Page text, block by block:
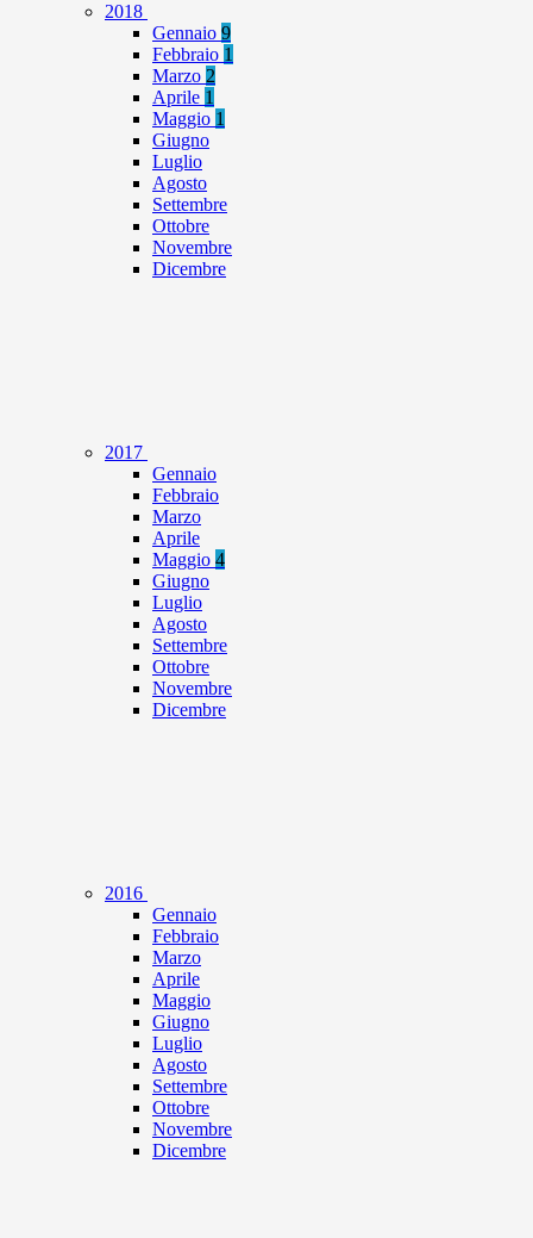
2018
Gennaio 9
Febbraio 1
Marzo 2
Aprile 1
Maggio 1
Giugno
Luglio
Agosto
Settembre
Ottobre
Novembre
Dicembre
2017
Gennaio
Febbraio
Marzo
Aprile
Maggio 4
Giugno
Luglio
Agosto
Settembre
Ottobre
Novembre
Dicembre
2016
Gennaio
Febbraio
Marzo
Aprile
Maggio
Giugno
Luglio
Agosto
Settembre
Ottobre
Novembre
Dicembre